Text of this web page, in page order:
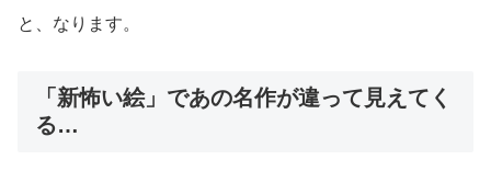
と、なります。
「新怖い絵」であの名作が違って見えてく
る…